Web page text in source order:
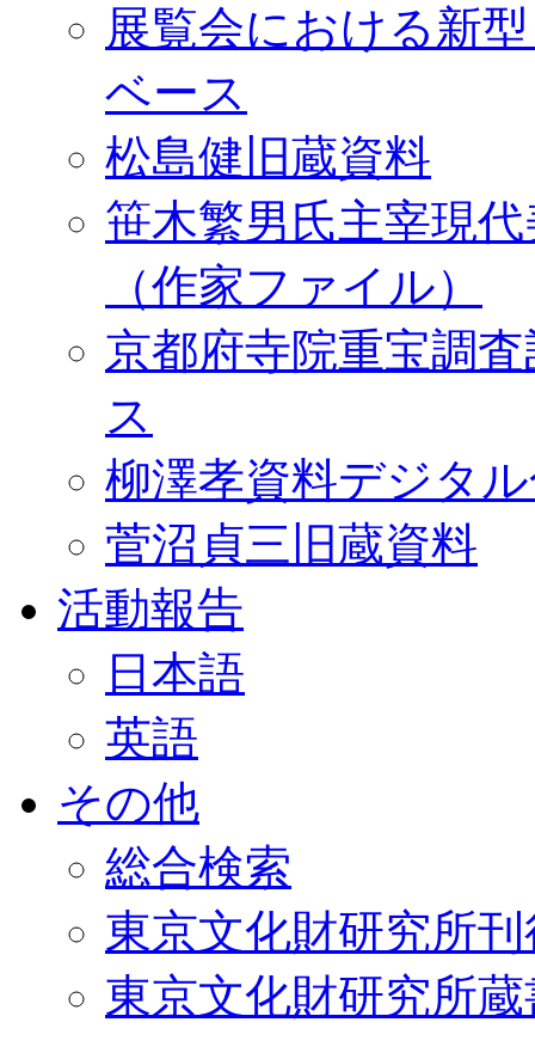
展覧会における新
ベース
松島健旧蔵資料
笹木繁男氏主宰現
（作家ファイル）
京都府寺院重宝調
ス
柳澤孝資料デジタ
菅沼貞三旧蔵資料
活動報告
日本語
英語
その他
総合検索
東京文化財研究所
東京文化財研究所